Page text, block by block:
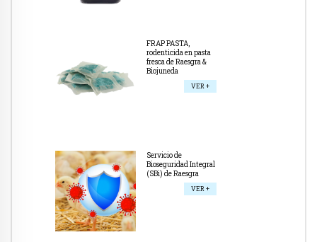
FRAP PASTA,
rodenticida en pasta
fresca de Raesgra &
Biojuneda
VER +
Servicio de
Bioseguridad Integral
(SBi) de Raesgra
VER +